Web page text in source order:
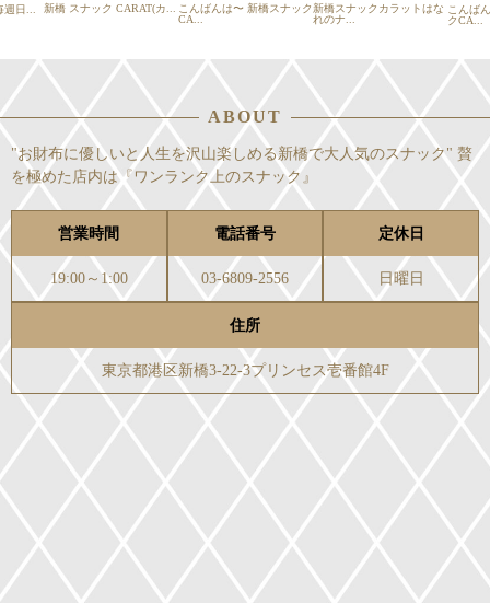
日... 新橋 スナック CARAT(カ...
こんばんは〜 新橋スナック
CA...
新橋スナックカラットはな
れのナ...
こんば
クCA...
ABOUT
"お財布に優しいと人生を沢山楽しめる新橋で大人気のスナック" 贅
を極めた店内は『ワンランク上のスナック』
営業時間
19:00～1:00
電話番号
03-6809-2556
定休日
日曜日
住所
東京都港区新橋3-22-3プリンセス壱番館4F